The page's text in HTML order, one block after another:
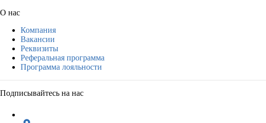
О нас
Компания
Вакансии
Реквизиты
Реферальная программа
Программа лояльности
Подписывайтесь на нас